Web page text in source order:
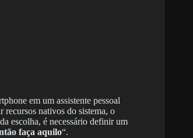
em um assistente pessoal
recursos nativos do sistema, o
escolha, é necessário definir um
faça aquilo“.